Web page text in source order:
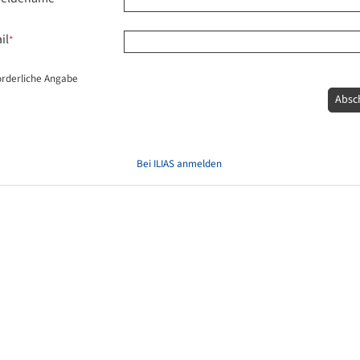
*
Angabe
Bei ILIAS anmelden